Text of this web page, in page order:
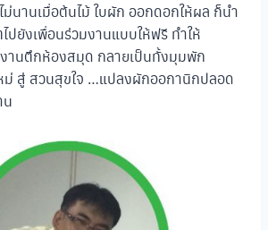
ม่นานเมื่อต้นไม้ ใบผัก ออกดอกให้ผล ก็นำ
ปยังเพื่อนร่วมงานแบบให้ฟรี ทำให้
านตึกห้องสมุด กลายเป็นทั้งมุมพัก
ม่ สู่ สวนสุขใจ …แปลงผักออกานิกปลอด
น